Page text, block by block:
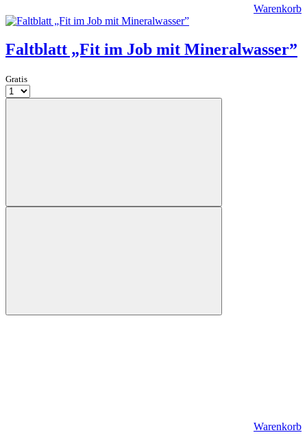
Warenkorb
Faltblatt „Fit im Job mit Mineralwasser”
Gratis
Warenkorb